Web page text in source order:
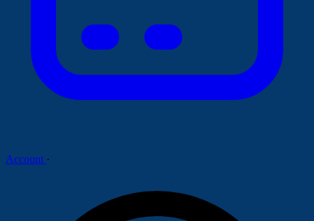
Account ·